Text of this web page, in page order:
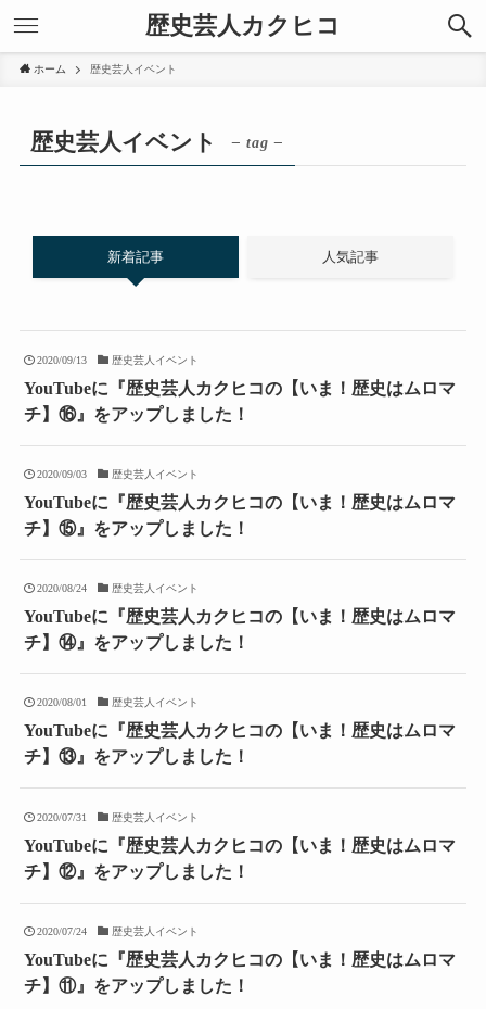
歴史芸人カクヒコ
ホーム 歴史芸人イベント
歴史芸人イベント – tag –
新着記事 人気記事
2020/09/13 歴史芸人イベント
YouTubeに『歴史芸人カクヒコの【いま！歴史はムロマ
チ】⑯』をアップしました！
2020/09/03 歴史芸人イベント
YouTubeに『歴史芸人カクヒコの【いま！歴史はムロマ
チ】⑮』をアップしました！
2020/08/24 歴史芸人イベント
YouTubeに『歴史芸人カクヒコの【いま！歴史はムロマ
チ】⑭』をアップしました！
2020/08/01 歴史芸人イベント
YouTubeに『歴史芸人カクヒコの【いま！歴史はムロマ
チ】⑬』をアップしました！
2020/07/31 歴史芸人イベント
YouTubeに『歴史芸人カクヒコの【いま！歴史はムロマ
チ】⑫』をアップしました！
2020/07/24 歴史芸人イベント
YouTubeに『歴史芸人カクヒコの【いま！歴史はムロマ
チ】⑪』をアップしました！